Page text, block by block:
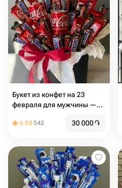
Букет из конфет на 23
февраля для мужчины —
подарок ко Дню защитника
4.95542 30 000֏